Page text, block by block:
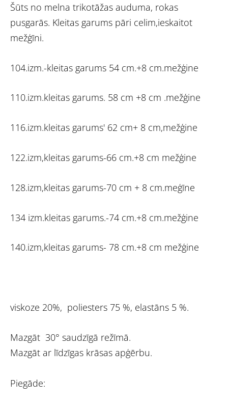
Šūts no melna trikotāžas auduma, rokas
pusgarās. Kleitas garums pāri celim,ieskaitot
mežģīni.
104.izm.-kleitas garums 54 cm.+8 cm.mežģine
110.izm.kleitas garums. 58 cm +8 cm .mežģine
116.izm.kleitas garums' 62 cm+ 8 cm,mežģine
122.izm,kleitas garums-66 cm.+8 cm mežģine
128.izm,kleitas garums-70 cm + 8 cm.meģīne
134 izm.kleitas garums.-74 cm.+8 cm.mežģine
140.izm,kleitas garums- 78 cm.+8 cm mežģine
viskoze 20%, poliesters 75 %, elastāns 5 %.
Mazgāt 30° saudzīgā režīmā.
Mazgāt ar līdzīgas krāsas apģērbu.
Piegāde: